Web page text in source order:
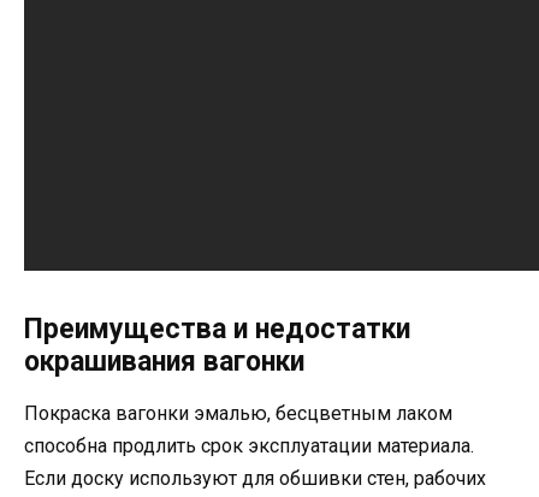
Преимущества и недостатки
окрашивания вагонки
Покраска вагонки эмалью, бесцветным лаком
способна продлить срок эксплуатации материала.
Если доску используют для обшивки стен, рабочих